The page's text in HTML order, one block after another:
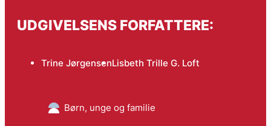
UDGIVELSENS FORFATTERE:
Trine JørgensenLisbeth Trille G. Loft
Børn, unge og familie